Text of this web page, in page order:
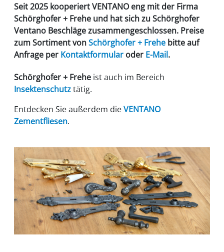
Seit 2025 kooperiert VENTANO eng mit der Firma
Schörghofer + Frehe und hat sich zu Schörghofer
Ventano Beschlägezusammengeschlossen. Preise
zum Sortiment vonSchörghofer+ Frehe bitte auf
Anfrage per Kontaktformular oder E-Mail.
Schörghofer + Frehe ist auch im Bereich
Insektenschutztätig.
Entdecken Sie außerdem dieVENTANO
Zementfliesen.